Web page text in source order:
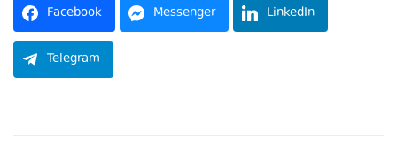
Facebook Messenger LinkedIn
Telegram